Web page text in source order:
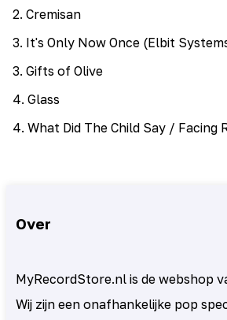
2. Cremisan
3. It's Only Now Once (Elbit
3. Gifts of Olive
4. Glass
4. What Did The Child Say / Facing
Over
MyRecordStore.nl is de webshop
Wij zijn een onafhankelijke pop